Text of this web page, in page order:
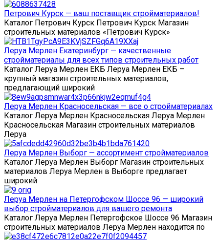
Петрович Курск — ваш поставщик стройматериалов!
Каталог Петрович Курск Петрович Курск Магазин
строительных материалов «Петрович Курск»
Леруа Мерлен Екатеринбург — качественные
стройматериалы для всех типов строительных работ
Каталог Леруа Мерлен ЕКБ Леруа Мерлен ЕКБ –
крупный магазин строительных материалов,
предлагающий широкий
Леруа Мерлен Красносельская — все о стройматериалах
Каталог Леруа Мерлен Красносельская Леруа Мерлен
Красносельская Магазин строительных материалов
Леруа
Леруа Мерлен Выборг — ассортимент стройматериалов
Каталог Леруа Мерлен Выборг Магазин строительных
материалов Леруа Мерлен в Выборге предлагает
широкий
Леруа Мерлен на Петергофском Шоссе 96 — широкий
выбор стройматериалов для вашего ремонта
Каталог Леруа Мерлен Петергофское Шоссе 96 Магазин
строительных материалов Леруа Мерлен находится по